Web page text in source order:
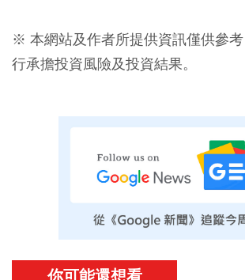
※ 本網站及作者所提供資訊僅供參
行承擔投資風險及投資結果。